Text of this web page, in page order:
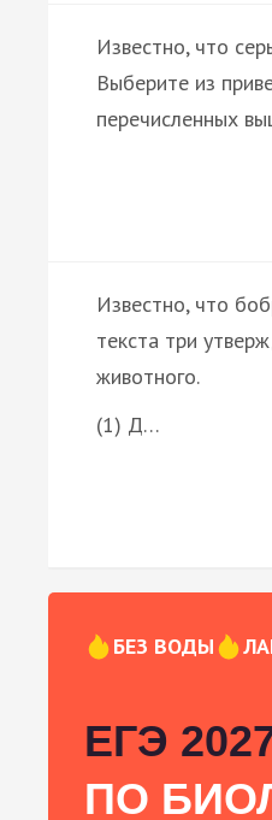
Известно, что
Выберите из
перечисленных
Известно, что
текста три
животного.
(1) Д…
БЕЗ ВОДЫ
ЕГЭ
ПО